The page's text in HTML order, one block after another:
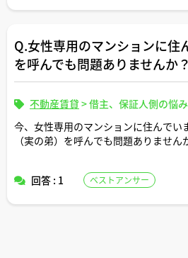
Q.女性専用のマンションに住
を呼んでも問題ありませんか？
不動産賃貸 >借主、保証人側の悩み
今、女性専用のマンションに住んでい
（実の弟）を呼んでも問題ありません
回答 : 1 ベストアンサー